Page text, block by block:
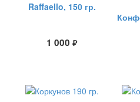
Raffaello, 150 гр.
1 000 руб.